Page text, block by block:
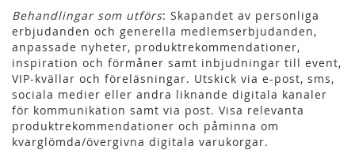
Behandlingar som utförs: Skapandet av personliga
erbjudanden och generella medlemserbjudanden,
anpassade nyheter, produktrekommendationer,
inspiration och förmåner samt inbjudningar till event,
VIP-kvällar och föreläsningar. Utskick via e-post, sms,
sociala medier eller andra liknande digitala kanaler
för kommunikation samt via post. Visa relevanta
produktrekommendationer och påminna om
kvarglömda/övergivna digitala varukorgar.